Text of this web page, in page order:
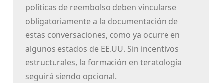
políticas de reembolso deben vincularse
obligatoriamente a la documentación de
estas conversaciones, como ya ocurre en
algunos estados de EE.UU. Sin incentivos
estructurales, la formación en teratología
seguirá siendo opcional.